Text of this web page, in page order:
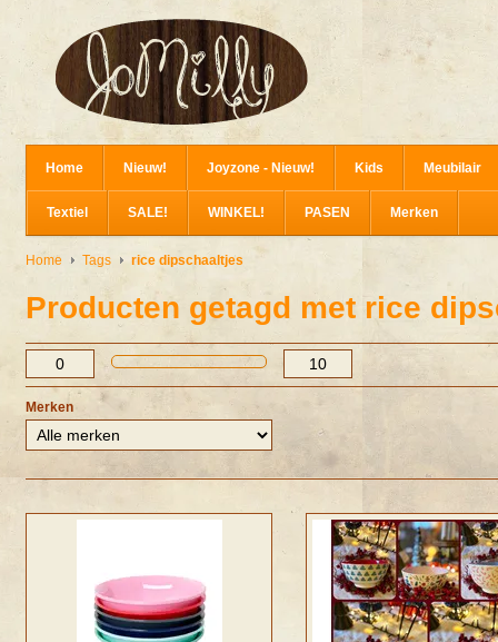
Home Nieuw! Joyzone - Nieuw! Kids Meubilair
Textiel SALE! WINKEL! PASEN Merken
Home Tags rice dipschaaltjes
Producten getagd met rice
Merken